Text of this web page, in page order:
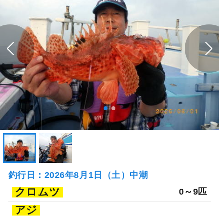
釣行日：2026年8月1日（土）中潮
クロムツ 0～9匹
アジ